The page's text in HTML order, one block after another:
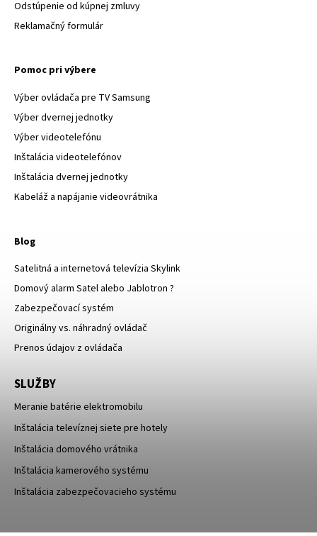
Odstúpenie od kúpnej zmluvy
Reklamačný formulár
Pomoc pri výbere
Výber ovládača pre TV Samsung
Výber dvernej jednotky
Výber videotelefónu
Inštalácia videotelefónov
Inštalácia dvernej jednotky
Kabeláž a napájanie videovrátnika
Blog
Satelitná a internetová televízia Skylink
Domový alarm Satel alebo Jablotron ?
Zabezpečovací systém
Originálny vs. náhradný ovládač
Prenos údajov z ovládača
SLUŽBY
Meranie batérie elektromobilu
Inštalácia televíznej siete pre hotely
Inštalácia domového vrátnika
Inštalácia kamerového systému
Inštalácia zabezpečovacieho systému